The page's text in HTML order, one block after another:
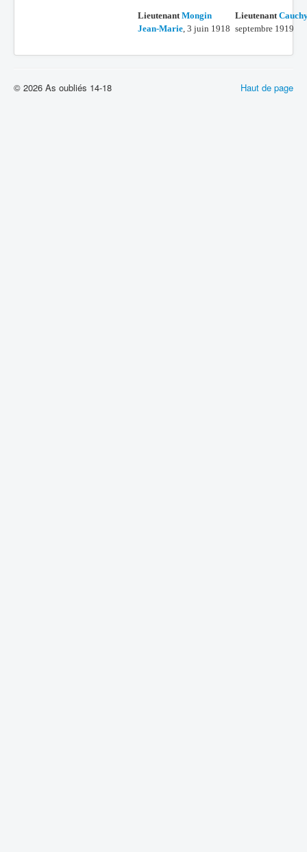
Lieutenant Mongin
Jean-Marie , 3 juin 1918
Lieutenant
septembre 1919
Haut de page
© 2026 As oubliés 14-18